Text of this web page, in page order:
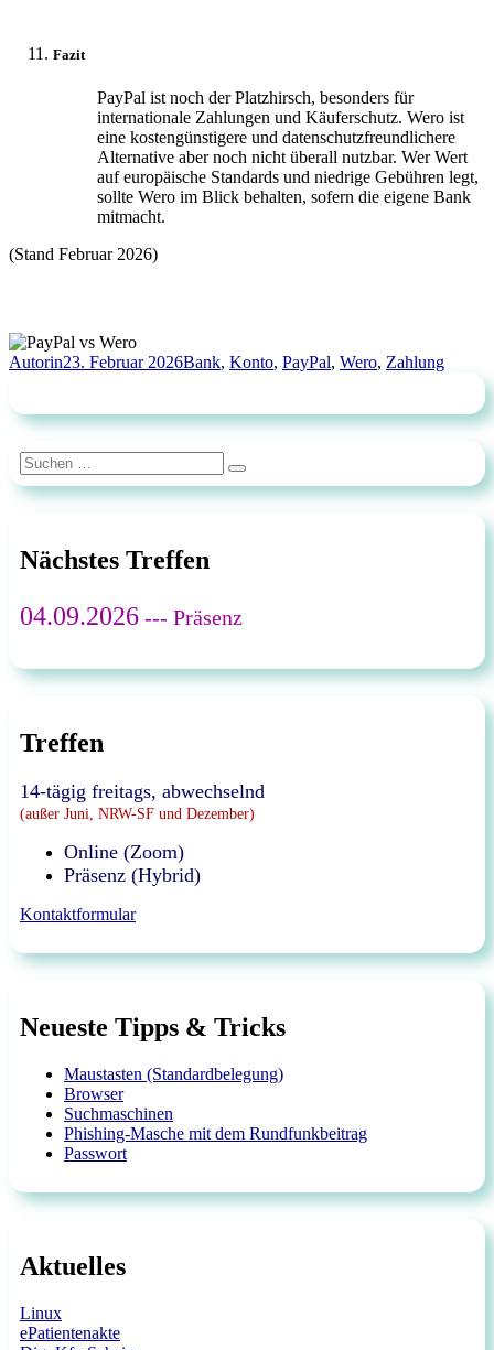
Fazit
PayPal ist noch der Platzhirsch, besonders für
internationale Zahlungen und Käuferschutz. Wero ist
eine kostengünstigere und datenschutzfreundlichere
Alternative aber noch nicht überall nutzbar. Wer Wert
auf europäische Standards und niedrige Gebühren legt,
sollte Wero im Blick behalten, sofern die eigene Bank
mitmacht.
(Stand Februar 2026)
Autor
AutorinVeröffentlicht
23. Februar 2026Schlagwörter
Bank, Konto, PayPal, Wero, Zahlung
Suchen
nach:
Suchen
Nächstes Treffen
04.09.2026 --- Präsenz
Treffen
14-tägig freitags, abwechselnd
(außer Juni, NRW-SF und Dezember)
Online (Zoom)
Präsenz (Hybrid)
Kontaktformular
Neueste Tipps & Tricks
Maustasten (Standardbelegung)
Browser
Suchmaschinen
Phishing-Masche mit dem Rundfunkbeitrag
Passwort
Aktuelles
Linux
ePatientenakte